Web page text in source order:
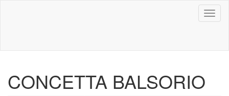
CONCETTA BALSORIO